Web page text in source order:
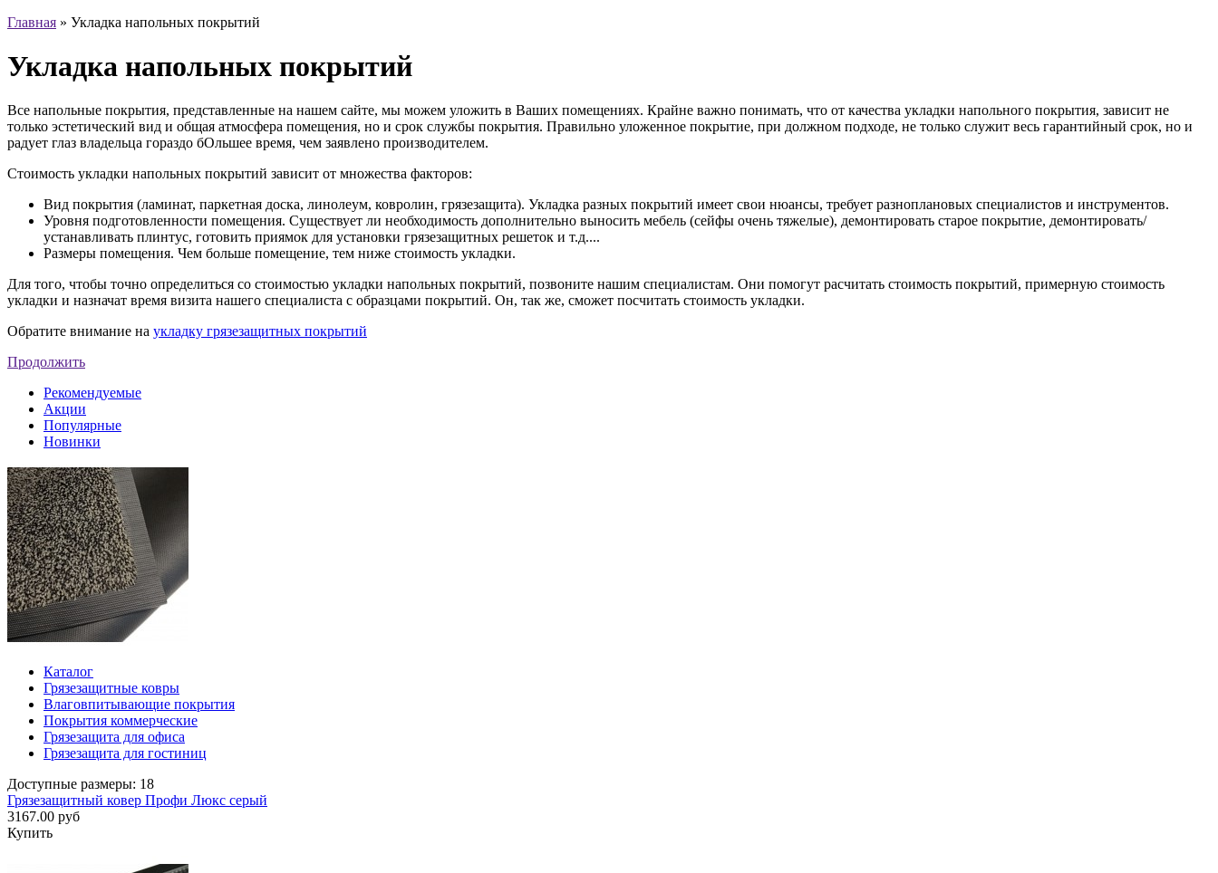
Главная » Укладка напольных покрытий
Укладка напольных покрытий
Все напольные покрытия, представленные на нашем сайте, мы можем уложить в Ваших помещениях. Крайне важно понимать, что от качества укладки напольного покрытия, зависит не
только эстетический вид и общая атмосфера помещения, но и срок службы покрытия. Правильно уложенное покрытие, при должном подходе, не только служит весь гарантийный срок, но и
радует глаз владельца гораздо бОльшее время, чем заявлено производителем.
Стоимость укладки напольных покрытий зависит от множества факторов:
Вид покрытия (ламинат, паркетная доска, линолеум, ковролин, грязезащита). Укладка разных покрытий имеет свои нюансы, требует разноплановых специалистов и инструментов.
Уровня подготовленности помещения. Существует ли необходимость дополнительно выносить мебель (сейфы очень тяжелые), демонтировать старое покрытие, демонтировать/
устанавливать плинтус, готовить приямок для установки грязезащитных решеток и т.д....
Размеры помещения. Чем больше помещение, тем ниже стоимость укладки.
Для того, чтобы точно определиться со стоимостью укладки напольных покрытий, позвоните нашим специалистам. Они помогут расчитать стоимость покрытий, примерную стоимость
укладки и назначат время визита нашего специалиста с образцами покрытий. Он, так же, сможет посчитать стоимость укладки.
Обратите внимание на укладку грязезащитных покрытий
Продолжить
Рекомендуемые
Акции
Популярные
Новинки
Каталог
Грязезащитные ковры
Влаговпитывающие покрытия
Покрытия коммерческие
Грязезащита для офиса
Грязезащита для гостиниц
Доступные размеры: 18
Грязезащитный ковер Профи Люкс серый
3167.00 руб
Купить